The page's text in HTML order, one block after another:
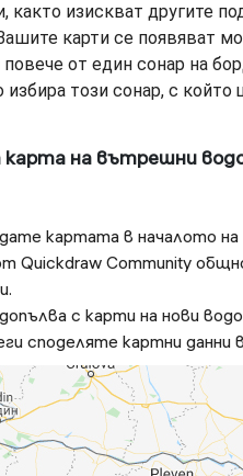
както изискват другите
карти се появяват
повече от един сонар на
избира този сонар, с който
на вътрешни
картата в началото на
Quickdraw Community
с карти на нови
споделяте картни